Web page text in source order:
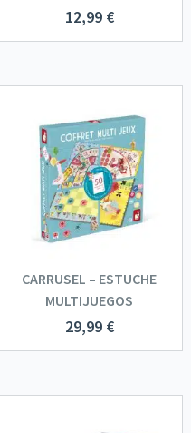
12,99 €
CARRUSEL – ESTUCHE
MULTIJUEGOS
29,99 €